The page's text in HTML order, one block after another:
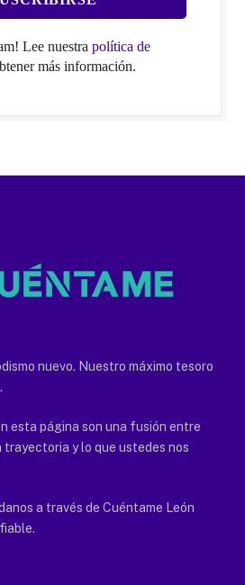
Lee nuestra política de
más información.
nuevo. Nuestro máximo tesoro
esta página son una fusión entre
y lo que ustedes nos
a través de Cuéntame León